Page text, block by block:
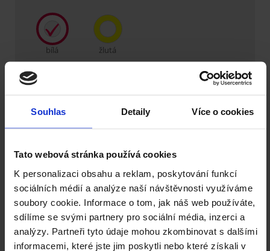
Souhlas Detaily Více o cookies
Tato webová stránka používá cookies
K personalizaci obsahu a reklam, poskytování funkcí
sociálních médií a analýze naší návštěvnosti využíváme
soubory cookie. Informace o tom, jak náš web používáte,
sdílíme se svými partnery pro sociální média, inzerci a
analýzy. Partneři tyto údaje mohou zkombinovat s dalšími
informacemi, které jste jim poskytli nebo které získali v
bílá žlutá
Nenašli jste co jste hledali?
parametr?
Počet kusů: